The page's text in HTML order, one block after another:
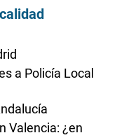
a Policía Local
Valencia: ¿en